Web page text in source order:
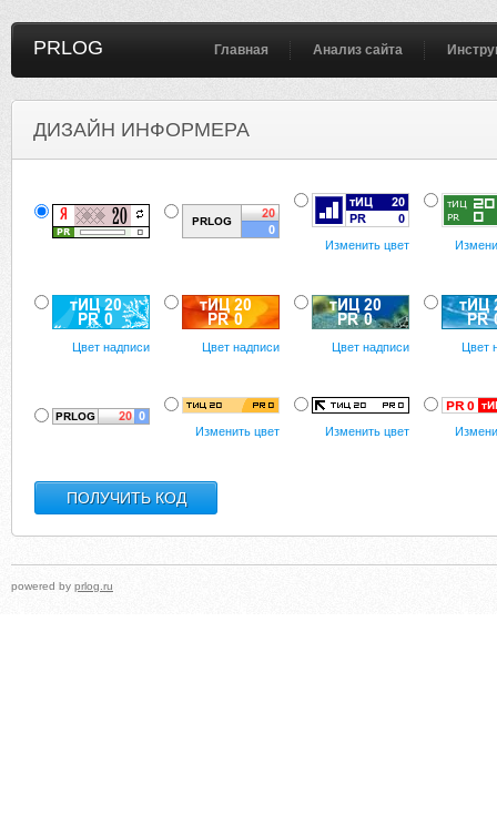
PRLOG Главная Анализ сайта
ДИЗАЙН ИНФОРМЕРА
Изменить цвет
Цвет надписи Цвет надписи Цвет надписи Цвет
Изменить цвет Изменить цвет
powered by prlog.ru